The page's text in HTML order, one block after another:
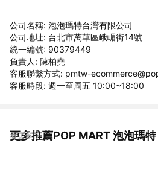
公司名稱: 泡泡瑪特台灣有限公司
公司地址: 台北市萬華區峨嵋街14號
統一編號: 90379449
負責人: 陳柏堯
客服聯繫方式: pmtw-
客服時段: 週一至周五 10:00~18:00
更多推薦POP MART 泡泡瑪特
看更多